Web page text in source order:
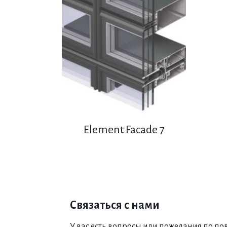
Element Facade 7
Связаться с нами